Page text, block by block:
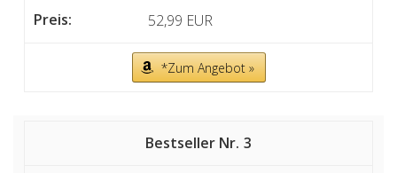
52,99 EUR
*Zum Angebot »
3